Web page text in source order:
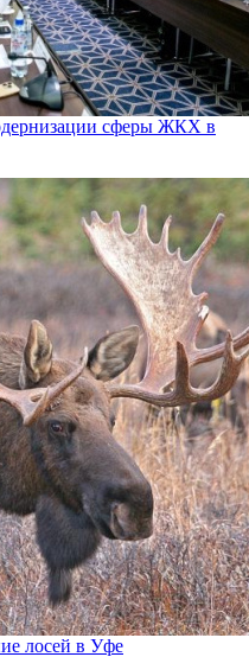
сферы ЖКХ в
лосей в Уфе